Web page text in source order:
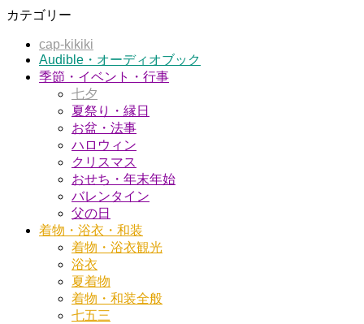
カテゴリー
cap-kikiki
Audible・オーディオブック
季節・イベント・行事
七夕
夏祭り・縁日
お盆・法事
ハロウィン
クリスマス
おせち・年末年始
バレンタイン
父の日
着物・浴衣・和装
着物・浴衣観光
浴衣
夏着物
着物・和装全般
七五三